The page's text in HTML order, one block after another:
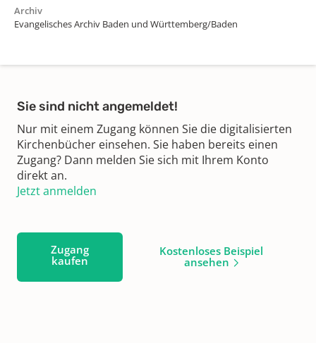
Archiv
Evangelisches Archiv Baden und Württemberg/Baden
Sie sind nicht angemeldet!
Nur mit einem Zugang können Sie die digitalisierten
Kirchenbücher einsehen. Sie haben bereits einen
Zugang? Dann melden Sie sich mit Ihrem Konto
direkt an.
Jetzt anmelden
Zugang
kaufen
Kostenloses Beispiel
ansehen